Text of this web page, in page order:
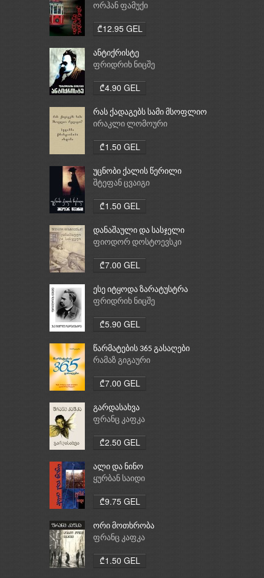
ორჰან ფამუქი
₾12.95 GEL
ანტიქრისტე
ფრიდრიხ ნიცშე
₾4.90 GEL
რას ქადაგებს სამი მსოფლიო
რელიგია: ბუდიზმი,
ირაკლი ლომოური
₾1.50 GEL
უცნობი ქალის წერილი
შტეფან ცვაიგი
₾1.50 GEL
დანაშაული და სასჯელი
ფიოდორ დოსტოევსკი
₾7.00 GEL
ესე იტყოდა ზარატუსტრა
ფრიდრიხ ნიცშე
₾5.90 GEL
წარმატების 365 გასაღები
რამაზ გიგაური
₾7.00 GEL
გარდასახვა
ფრანც კაფკა
₾2.50 GEL
ალი და ნინო
ყურბან საიდი
₾9.75 GEL
ორი მოთხრობა
ფრანც კაფკა
₾1.50 GEL